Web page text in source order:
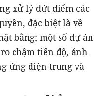
xử lý dứt điểm các
đặc biệt là về
bằng; một số dự án
chậm tiến độ, ảnh
ứng điện trung và